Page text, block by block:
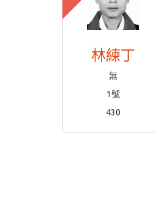
林練丁
無
1號
430